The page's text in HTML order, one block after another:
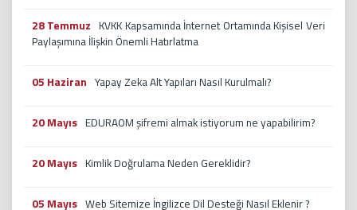
28 Temmuz KVKK Kapsamında İnternet Ortamında Kişisel Veri
Paylaşımına İlişkin Önemli Hatırlatma
05 Haziran Yapay Zeka Alt Yapıları Nasıl Kurulmalı?
20 Mayıs EDURAOM şifremi almak istiyorum ne yapabilirim?
20 Mayıs Kimlik Doğrulama Neden Gereklidir?
05 Mayıs Web Sitemize İngilizce Dil Desteği Nasıl Eklenir ?